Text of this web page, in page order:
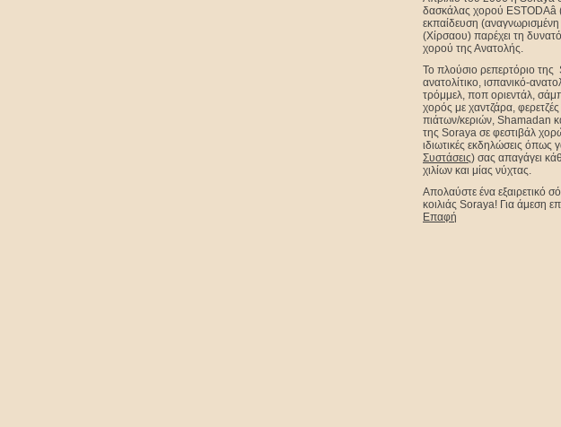
δασκάλας χορού ESTODAâ
εκπαίδευση
(Χίρσαου) παρέχει τη
χορού της Ανατολής.
Το πλούσιο ρεπερτόριο της
ανατολίτικο, ισπανικό-
τρόμμελ, ποπ οριεντάλ,
χορός με χαντζάρα,
πιάτων/κεριών, Shamadan
της Soraya σε φεστιβάλ
ιδιωτικές εκδηλώσεις όπως
Συστάσεις) σας απαγάγει
χιλίων και μίας νύχτας.
Απολαύστε ένα εξαιρετικό
κοιλιάς Soraya! Για άμεση
Επαφή